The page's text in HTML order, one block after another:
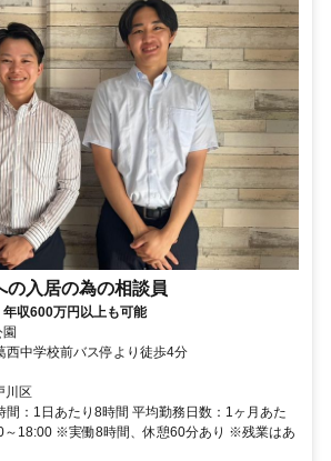
の入居の為の相談員
収600万円以上も可能
西中学校前バス停より徒歩4分
川区
間：1日あたり8時間 平均勤務日数：1ヶ月あた
～18:00 ※実働8時間、休憩60分あり ※残業はあ